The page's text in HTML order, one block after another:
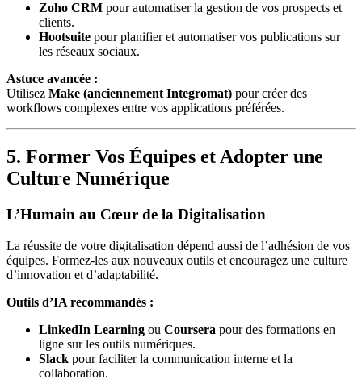
Zoho CRM pour automatiser la gestion de vos prospects et
clients.
Hootsuite pour planifier et automatiser vos publications sur
les réseaux sociaux.
Astuce avancée :
Utilisez Make (anciennement Integromat) pour créer des
workflows complexes entre vos applications préférées.
5. Former Vos Équipes et Adopter une
Culture Numérique
L’Humain au Cœur de la Digitalisation
La réussite de votre digitalisation dépend aussi de l’adhésion de vos
équipes. Formez-les aux nouveaux outils et encouragez une culture
d’innovation et d’adaptabilité.
Outils d’IA recommandés :
LinkedIn Learning ou Coursera pour des formations en
ligne sur les outils numériques.
Slack pour faciliter la communication interne et la
collaboration.